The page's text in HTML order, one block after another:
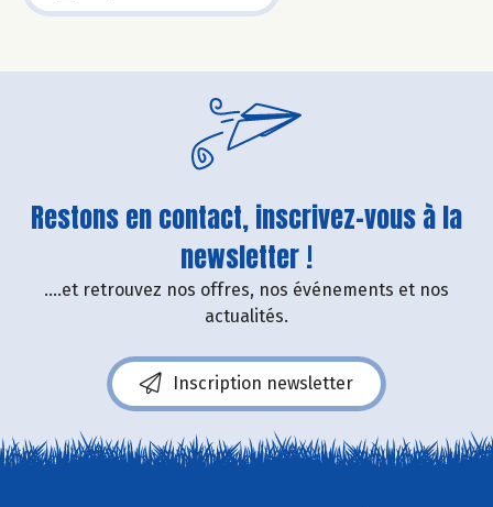
Restons en contact, inscrivez-vous à la
newsletter !
....et retrouvez nos offres, nos événements et nos
actualités.
Inscription newsletter